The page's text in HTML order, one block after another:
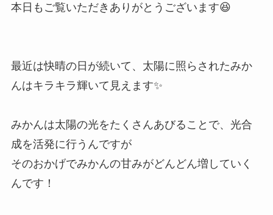
本日もご覧いただきありがとうございます😆
最近は快晴の日が続いて、太陽に照らされたみか
んはキラキラ輝いて見えます✨
みかんは太陽の光をたくさんあびることで、光合
成を活発に行うんですが
そのおかげでみかんの甘みがどんどん増していく
んです！